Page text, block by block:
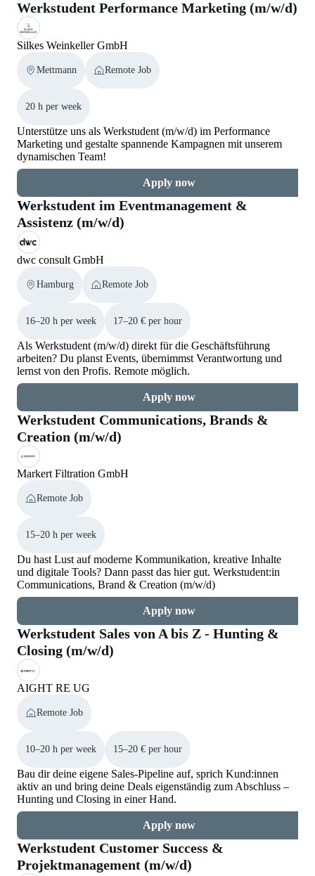
Werkstudent Performance Marketing (m/w/d)
Silkes Weinkeller GmbH
Mettmann Remote Job
20 h per week
Unterstütze uns als Werkstudent (m/w/d) im Performance
Marketing und gestalte spannende Kampagnen mit unserem
dynamischen Team!
Apply now
Werkstudent im Eventmanagement &
Assistenz (m/w/d)
dwc consult GmbH
Hamburg Remote Job
16–20 h per week 17–20 € per hour
Als Werkstudent (m/w/d) direkt für die Geschäftsführung
arbeiten? Du planst Events, übernimmst Verantwortung und
lernst von den Profis. Remote möglich.
Apply now
Werkstudent Communications, Brands &
Creation (m/w/d)
Markert Filtration GmbH
Remote Job
15–20 h per week
Du hast Lust auf moderne Kommunikation, kreative Inhalte
und digitale Tools? Dann passt das hier gut. Werkstudent:in
Communications, Brand & Creation (m/w/d)
Apply now
Werkstudent Sales von A bis Z - Hunting &
Closing (m/w/d)
AIGHT RE UG
Remote Job
10–20 h per week 15–20 € per hour
Bau dir deine eigene Sales-Pipeline auf, sprich Kund:innen
aktiv an und bring deine Deals eigenständig zum Abschluss –
Hunting und Closing in einer Hand.
Apply now
Werkstudent Customer Success &
Projektmanagement (m/w/d)